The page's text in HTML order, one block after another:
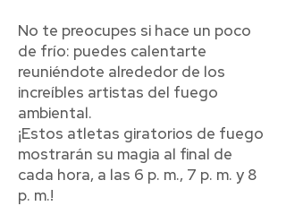
No te preocupes si hace un poco
de frío: puedes calentarte
reuniéndote alrededor de los
increíbles artistas del fuego
ambiental.
¡Estos atletas giratorios de fuego
mostrarán su magia al final de
cada hora, a las 6 p. m., 7 p. m. y 8
p. m.!